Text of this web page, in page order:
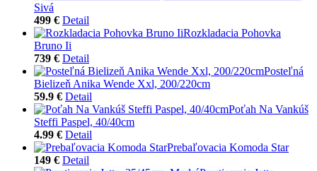
Sivá
499 € Detail
Rozkladacia Pohovka
Bruno Ii
739 € Detail
Posteľná
Bielizeň Anika Wende Xxl, 200/220cm
59.9 € Detail
Poťah Na Vankúš
Steffi Paspel, 40/40cm
4.99 € Detail
Prebaľovacia Komoda Star
149 € Detail